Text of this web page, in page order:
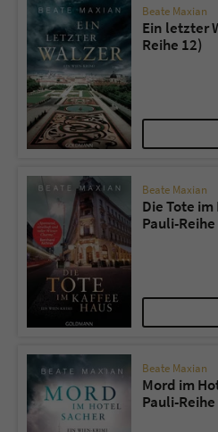
Beate Maxian
Ein letzter
Reihe 12)
Beate Maxian
Die Tote
Pauli-Reihe
Beate Maxian
Mord im
Pauli-Reihe